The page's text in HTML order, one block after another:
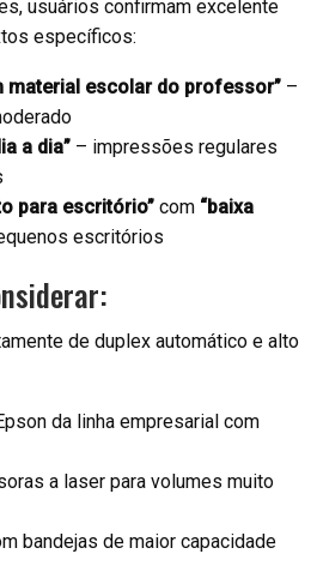
usuários confirmam excelente
específicos:
material escolar do professor” –
a dia” – impressões regulares
para escritório” com “baixa
escritórios
de duplex automático e alto
da linha empresarial com
a laser para volumes muito
bandejas de maior capacidade